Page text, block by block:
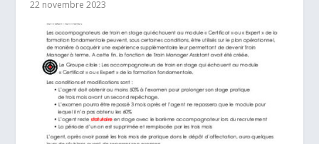
22 novembre 2023